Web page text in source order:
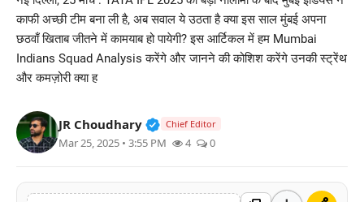
खेल
शिक्षा
लाइफस्टाइल
मनोरंजन
काफी अच्छी टीम बना ली है, अब सवाल ये उठता है क्या इस साल मुंबई अपना
छठवाँ खिताब जीतने में कामयाब हो पायेगी? इस आर्टिकल में हम Mumbai
Indians Squad Analysis करेंगे और जानने की कोशिश करेंगे उनकी स्ट्रेंथ
और कमज़ोरी क्या ह
JR Choudhary Verified Public Figure • 30 Mar,
Chief Editor
Mar 25, 2025 • 3:55 PM 4 0